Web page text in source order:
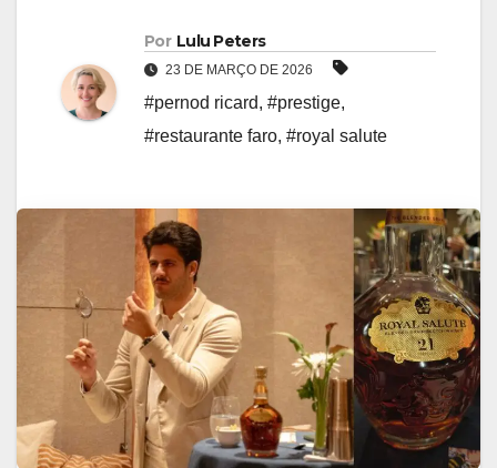
Por Lulu Peters
23 DE MARÇO DE 2026
#pernod ricard, #prestige,
#restaurante faro, #royal salute